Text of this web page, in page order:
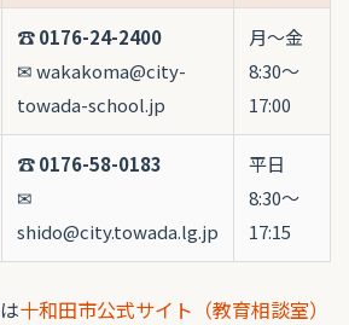
☎0176-24-2400
✉ wakakoma@city-
towada-school.jp
月〜金
8:30〜
17:00
☎0176-58-0183
✉
shido@city.towada.lg.jp
平日
8:30〜
17:15
十和田市公式サイト（教育相談室）